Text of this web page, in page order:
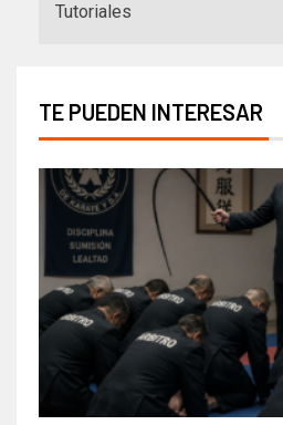
Tutoriales
TE PUEDEN INTERESAR